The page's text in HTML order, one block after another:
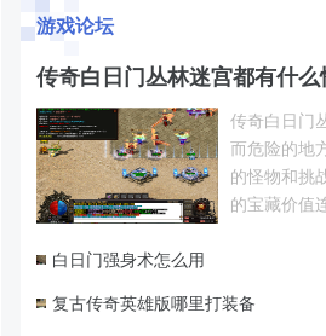
游戏论坛
传奇白日门丛林迷宫都有什么
传奇白日门
而危险的地
的怪物和挑
的宝藏价值
白日门强身术怎么用
复古传奇英雄版哪里打装备